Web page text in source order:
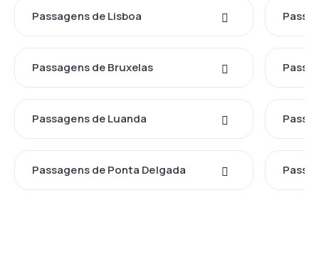
Passagens de Lisboa
Passagens de Bruxelas
Passagens de Luanda
Passagens de Ponta Delgada